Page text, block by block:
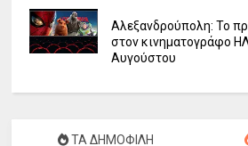
Αλεξανδρούπολη: Το
στον κινηματογράφο
Αυγούστου
ΤΑ ΔΗΜΟΦΙΛΗ